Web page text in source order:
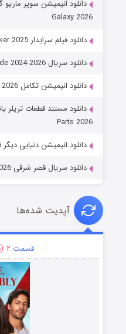
Galaxy 2026
دانلود فیلم سرایدار The Caretaker 2025
دانلود سریال One Hundred Years of Solitude 2024-2026
دانلود انیمیشن تکامل Evolution 2026
Parts 2026
دانلود انیمیشن دنیایی دیگر Another World 2025
دانلود سریال قصر شرقی The East Palace 2026
آپدیت شده‌ها
قسمت ۲ (دوبله)